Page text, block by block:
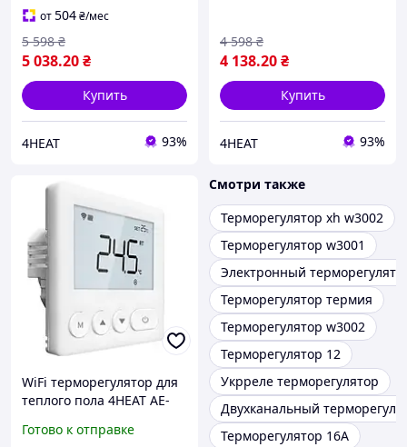
от504₴/мес
5 038.20₴
5 598 ₴
Купить
4HEAT 93%
4 138.20₴
4 598 ₴
Купить
4HEAT 93%
WiFi терморегулятор для
теплого пола 4HEAT AE-
Готово к отправке
Смотри также
Терморегулятор xh w3002
Терморегулятор w3001
Электронный
Терморегулятор термия
Терморегулятор w3002
Терморегулятор 12
Укрреле терморегулятор
Двухканальный
Терморегулятор 16А